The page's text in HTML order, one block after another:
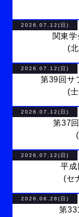
2026.07.12(日)
関東
(
2026.07.12(日)
第39回サ
(
2026.07.12(日)
第37
2026.07.12(日)
平
(セ
2026.06.28(日)
第